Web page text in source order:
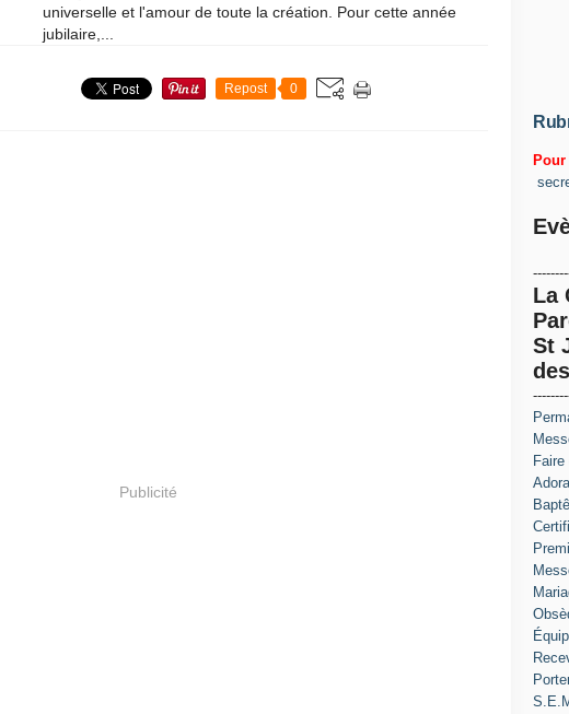
universelle et l'amour de toute la création. Pour cette année
jubilaire,...
Repost 0
Publicité
La
St